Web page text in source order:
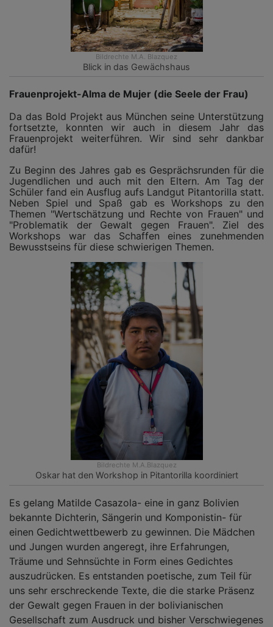
Bildrechte M.A. Blazquez
Blick in das Gewächshaus
Frauenprojekt-Alma de Mujer (die Seele der Frau)
Da das Bold Projekt aus München seine Unterstützung
fortsetzte, konnten wir auch in diesem Jahr das
Frauenprojekt weiterführen. Wir sind sehr dankbar
dafür!
Zu Beginn des Jahres gab es Gesprächsrunden für die
Jugendlichen und auch mit den Eltern. Am Tag der
Schüler fand ein Ausflug aufs Landgut Pitantorilla statt.
Neben Spiel und Spaß gab es Workshops zu den
Themen "Wertschätzung und Rechte von Frauen" und
"Problematik der Gewalt gegen Frauen". Ziel des
Workshops war das Schaffen eines zunehmenden
Bewusstseins für diese schwierigen Themen.
Bildrechte M.A.Blazquez
Oskar hat den Workshop in Pitantorilla koordiniert
Es gelang Matilde Casazola- eine in ganz Bolivien
bekannte Dichterin, Sängerin und Komponistin- für
einen Gedichtwettbewerb zu gewinnen. Die Mädchen
und Jungen wurden angeregt, ihre Erfahrungen,
Träume und Sehnsüchte in Form eines Gedichtes
auszudrücken. Es entstanden poetische, zum Teil für
uns sehr erschreckende Texte, die die starke Präsenz
der Gewalt gegen Frauen in der bolivianischen
Gesellschaft zum Ausdruck und bisher Verschwiegenes